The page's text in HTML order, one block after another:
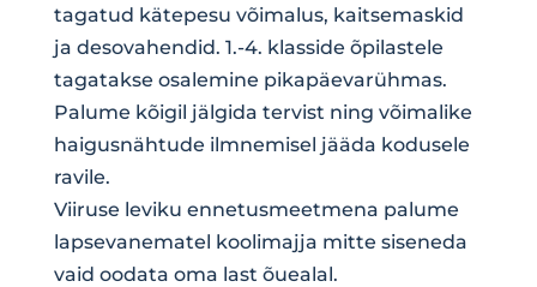
tagatud kätepesu võimalus, kaitsemaskid
ja desovahendid. 1.-4. klasside õpilastele
tagatakse osalemine pikapäevarühmas.
Palume kõigil jälgida tervist ning võimalike
haigusnähtude ilmnemisel jääda kodusele
ravile.
Viiruse leviku ennetusmeetmena palume
lapsevanematel koolimajja mitte siseneda
vaid oodata oma last õuealal.